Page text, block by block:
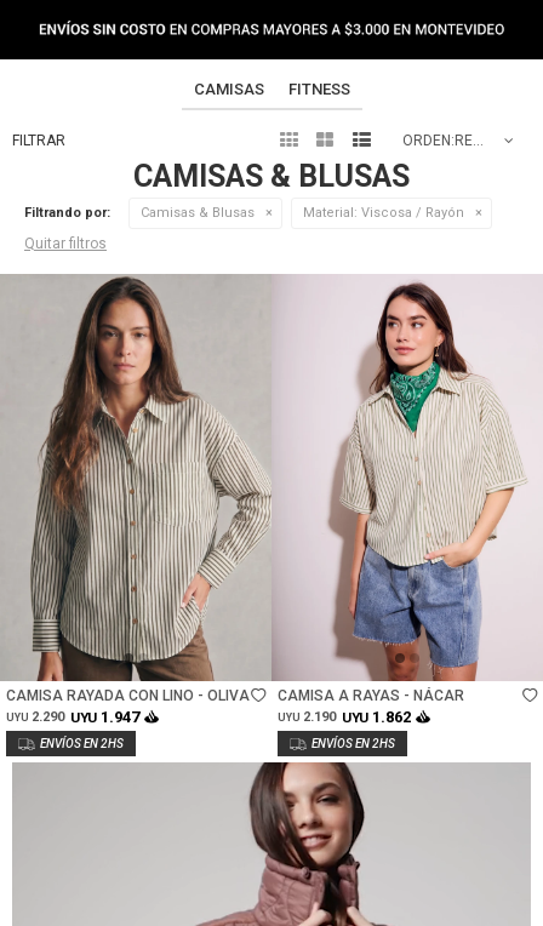
CAMISAS FITNESS
CAMISAS & BLUSAS
   RECOMENDADOS
Filtrando por: Camisas & Blusas Material: Viscosa / Rayón
Quitar filtros
Talle
CAMISA RAYADA CON LINO - OLIVA
UYU 2.290 UYU 1.947
CAMISA A RAYAS - NÁCAR
UYU 2.190 UYU 1.862